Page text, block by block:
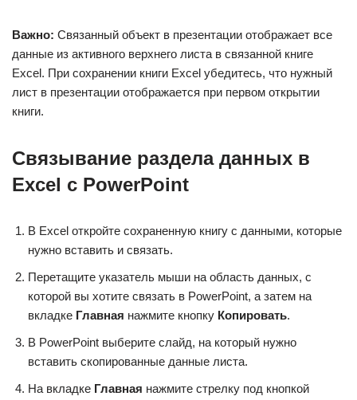
Важно: Связанный объект в презентации отображает все
данные из активного верхнего листа в связанной книге
Excel. При сохранении книги Excel убедитесь, что нужный
лист в презентации отображается при первом открытии
книги.
Связывание раздела данных в
Excel с PowerPoint
В Excel откройте сохраненную книгу с данными, которые
нужно вставить и связать.
Перетащите указатель мыши на область данных, с
которой вы хотите связать в PowerPoint, а затем на
вкладке Главная нажмите кнопку Копировать.
В PowerPoint выберите слайд, на который нужно
вставить скопированные данные листа.
На вкладке Главная нажмите стрелку под кнопкой